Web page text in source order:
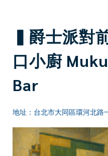
▍爵士派對
口小廚
Bar
地址：台北市大同區環河北路